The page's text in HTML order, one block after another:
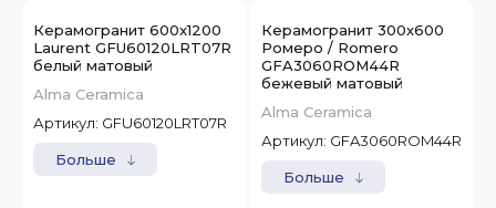
Керамогранит 600x1200
Laurent GFU60120LRT07R
белый матовый
Alma Ceramica
Артикул: GFU60120LRT07R
Больше
Керамогранит 300x600
Ромеро / Romero
GFA3060ROM44R
бежевый матовый
Alma Ceramica
Артикул: GFA3060ROM44R
Больше